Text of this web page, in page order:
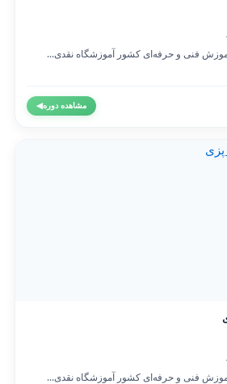
فنی و حرفه‌ای کشور آموزشگاه نقدی...
مشاهده دوره◀
فنی و حرفه‌ای کشور آموزشگاه نقدی...